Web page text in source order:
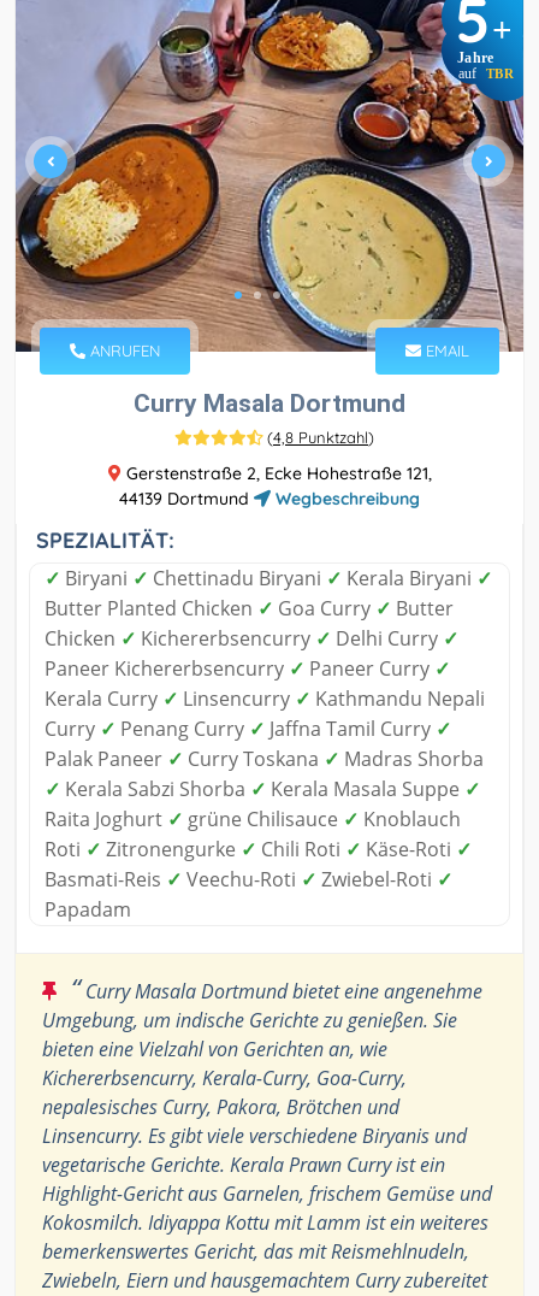
5+
Jahre
auf TBR
ANRUFEN EMAIL
Curry Masala Dortmund
(4,8 Punktzahl)
Gerstenstraße 2, Ecke Hohestraße 121,
44139 Dortmund
Wegbeschreibung
SPEZIALITÄT:
✓ Biryani ✓ Chettinadu Biryani ✓ Kerala Biryani ✓
Butter Planted Chicken ✓ Goa Curry ✓ Butter
Chicken ✓ Kichererbsencurry ✓ Delhi Curry ✓
Paneer Kichererbsencurry ✓ Paneer Curry ✓
Kerala Curry ✓ Linsencurry ✓ Kathmandu Nepali
Curry ✓ Penang Curry ✓ Jaffna Tamil Curry ✓
Palak Paneer ✓ Curry Toskana ✓ Madras Shorba
✓ Kerala Sabzi Shorba ✓ Kerala Masala Suppe ✓
Raita Joghurt ✓ grüne Chilisauce ✓ Knoblauch
Roti ✓ Zitronengurke ✓ Chili Roti ✓ Käse-Roti ✓
Basmati-Reis ✓ Veechu-Roti ✓ Zwiebel-Roti ✓
Papadam
“Curry Masala Dortmund bietet eine angenehme
Umgebung, um indische Gerichte zu genießen. Sie
bieten eine Vielzahl von Gerichten an, wie
Kichererbsencurry, Kerala-Curry, Goa-Curry,
nepalesisches Curry, Pakora, Brötchen und
Linsencurry. Es gibt viele verschiedene Biryanis und
vegetarische Gerichte. Kerala Prawn Curry ist ein
Highlight-Gericht aus Garnelen, frischem Gemüse und
Kokosmilch. Idiyappa Kottu mit Lamm ist ein weiteres
bemerkenswertes Gericht, das mit Reismehlnudeln,
Zwiebeln, Eiern und hausgemachtem Curry zubereitet